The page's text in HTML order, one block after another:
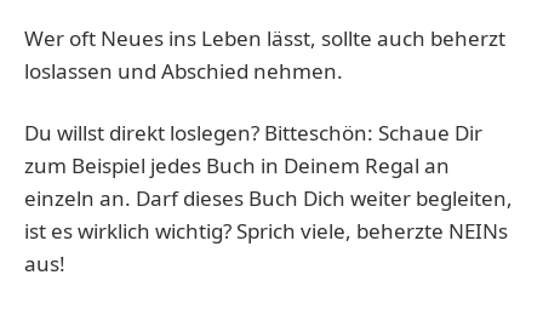
Wer oft Neues ins Leben lässt, sollte auch beherzt
loslassen und Abschied nehmen.
Du willst direkt loslegen? Bitteschön: Schaue Dir
zum Beispiel jedes Buch in Deinem Regal an
einzeln an. Darf dieses Buch Dich weiter begleiten,
ist es wirklich wichtig? Sprich viele, beherzte NEINs
aus!